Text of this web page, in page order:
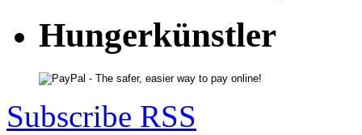
Hungerkünstler
Subscribe RSS